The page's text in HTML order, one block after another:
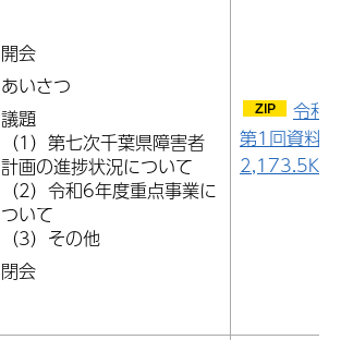
開会
あいさつ
議題
（1）第七次千葉県障害者
計画の進捗状況について
（2）令和6年度重点事業に
ついて
（3）その他
閉会
令和
第1回資料
2,173.5KB